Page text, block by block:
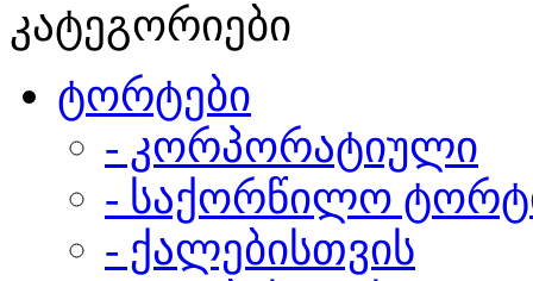
კატეგორიები
ტორტები
- კორპორატიული
- საქორწილო
- ქალებისთვის